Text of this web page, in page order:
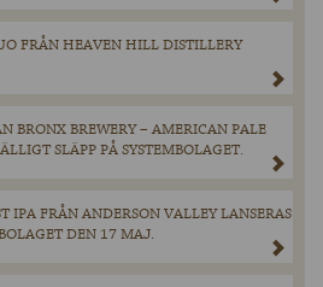
FRÅN HEAVEN HILL DISTILLERY
BRONX BREWERY – AMERICAN PALE
SLÄPP PÅ SYSTEMBOLAGET.
IPA FRÅN ANDERSON VALLEY LANSERAS
DEN 17 MAJ.